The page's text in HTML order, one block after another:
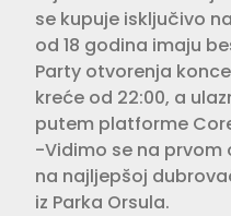
se kupuje isključivo
od 18 godina imaju
Party otvorenja
kreće od 22:00, a
putem platforme
-Vidimo se na
na najljepšoj
iz Parka Orsula.